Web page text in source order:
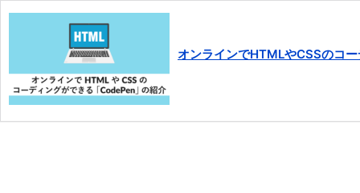
オンラインでHTMLやCSSのコ